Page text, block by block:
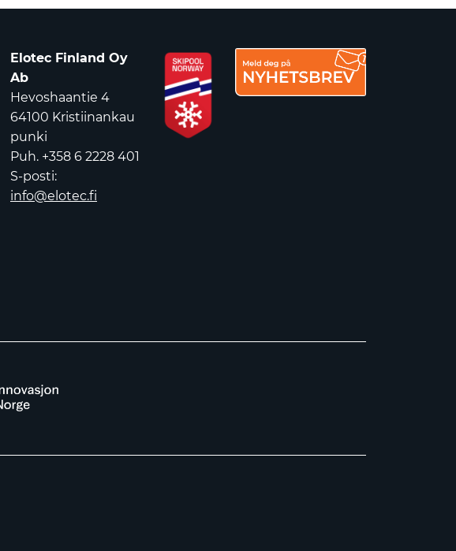
Elotec Finland Oy
Ab
Hevoshaantie 4
64100 Kristiinankau
punki
Puh. +358 6 2228 401
S-posti:
info@elotec.fi